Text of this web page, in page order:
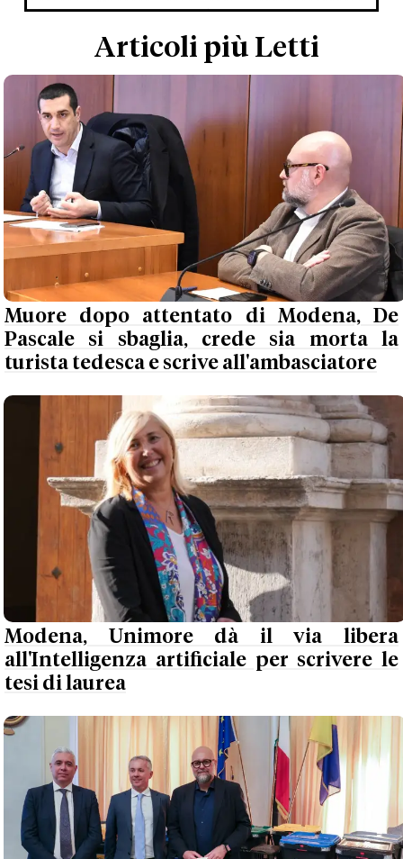
Articoli più Letti
Muore dopo attentato di Modena, De
Pascale si sbaglia, crede sia morta la
turista tedesca e scrive all'ambasciatore
Modena, Unimore dà il via libera
all'Intelligenza artificiale per scrivere le
tesi di laurea